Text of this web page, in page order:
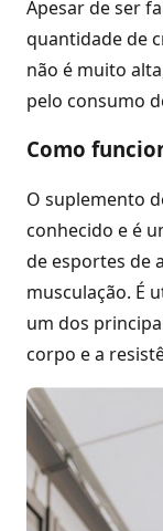
Apesar de ser
quantidade de
não é muito
pelo consumo
Como
O suplemento
conhecido e é
de esportes de
musculação. É
um dos
corpo e a